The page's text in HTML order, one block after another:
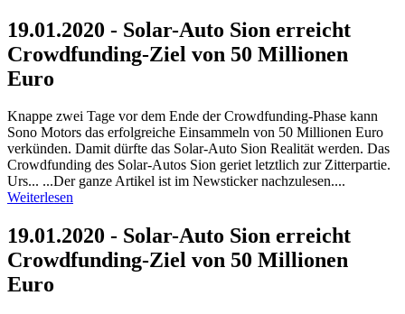
19.01.2020 - Solar-Auto Sion erreicht
Crowdfunding-Ziel von 50 Millionen
Euro
Knappe zwei Tage vor dem Ende der Crowdfunding-Phase kann
Sono Motors das erfolgreiche Einsammeln von 50 Millionen Euro
verkünden. Damit dürfte das Solar-Auto Sion Realität werden. Das
Crowdfunding des Solar-Autos Sion geriet letztlich zur Zitterpartie.
Urs... ...Der ganze Artikel ist im Newsticker nachzulesen....
Weiterlesen
19.01.2020 - Solar-Auto Sion erreicht
Crowdfunding-Ziel von 50 Millionen
Euro